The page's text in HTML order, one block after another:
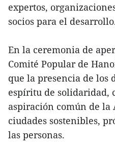
expertos,
socios para el
En la ceremonia de
Comité Popular de
que la presencia de los
espíritu de solidaridad,
aspiración común de la
ciudades sostenibles,
las personas.